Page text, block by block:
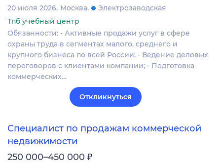
20 июля 2026 Москва
Электрозаводская
Тпб учебный центр
Обязанности: - Активные продажи услуг в сфере
охраны труда в сегментах малого, среднего и
крупного бизнеса по всей России; - Ведение деловых
переговоров с клиентами компании; - Подготовка
коммерческих…
Откликнуться
Специалист по продажам коммерческой
недвижимости
250 000–450 000 ₽